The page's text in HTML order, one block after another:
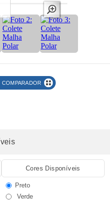
COMPARADOR
Cores Disponíveis
Preto
Verde